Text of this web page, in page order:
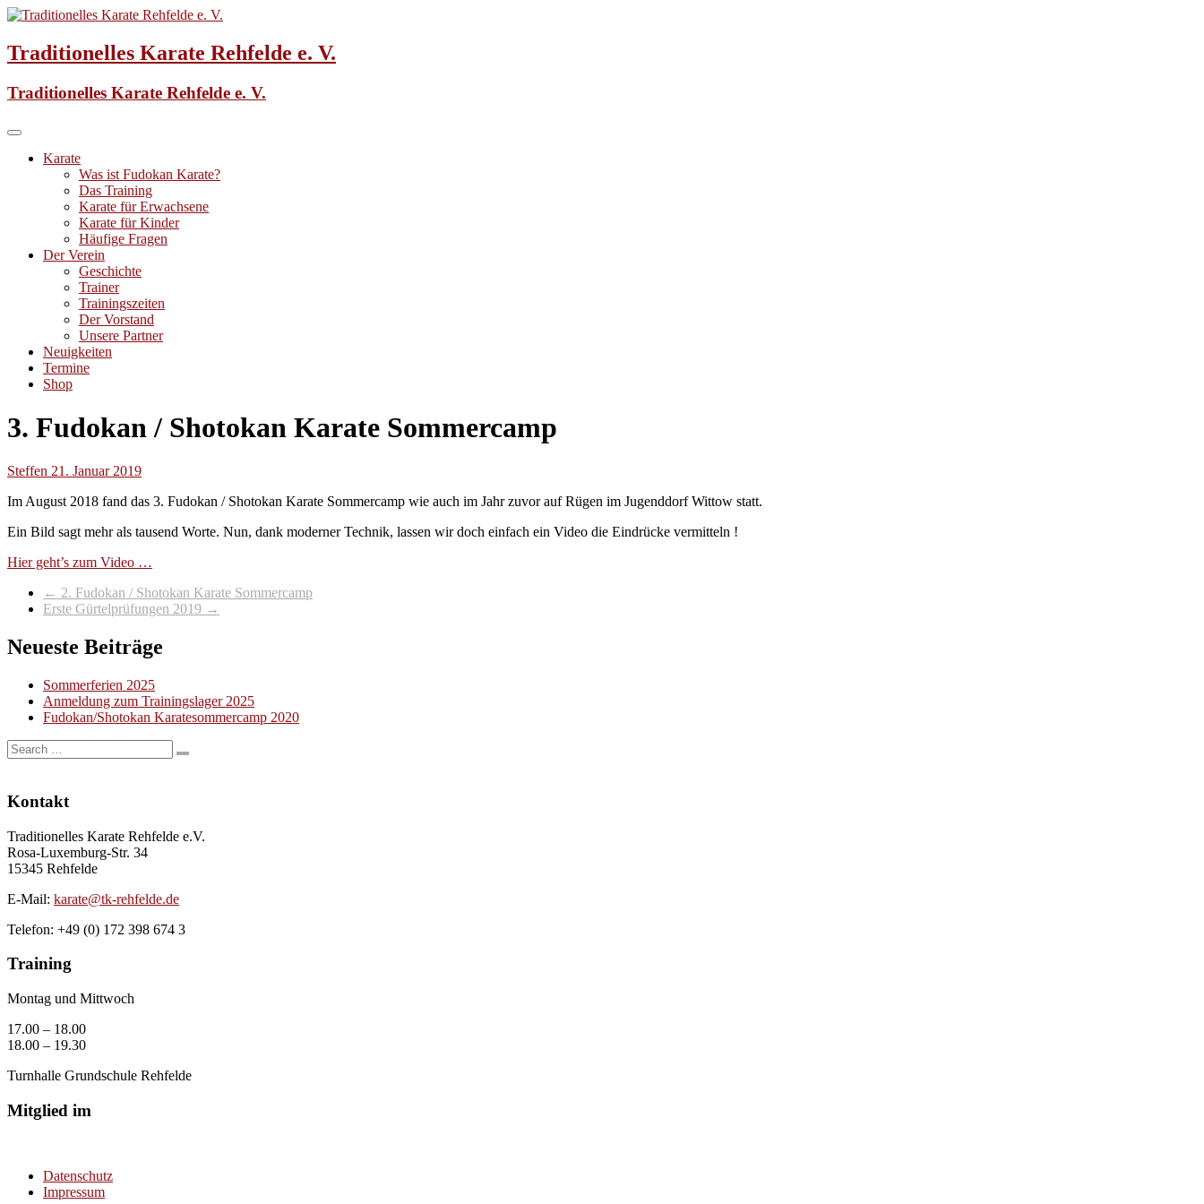
Skip
content
Traditionelles Karate Rehfelde e. V.
Traditionelles Karate Rehfelde e. V.
Karate
Was ist Fudokan Karate?
Das Training
Karate für Erwachsene
Karate für Kinder
Häufige Fragen
Der Verein
Geschichte
Trainer
Trainingszeiten
Der Vorstand
Unsere Partner
Neuigkeiten
Termine
Shop
3. Fudokan / Shotokan Karate Sommercamp
Steffen 21. Januar 2019
Im August 2018 fand das 3. Fudokan / Shotokan Karate Sommercamp wie auch im Jahr zuvor auf Rügen im Jugenddorf Wittow statt.
Ein Bild sagt mehr als tausend Worte. Nun, dank moderner Technik, lassen wir doch einfach ein Video die Eindrücke vermitteln !
Hier geht’s zum Video …
← 2. Fudokan / Shotokan Karate Sommercamp
Erste Gürtelprüfungen 2019 →
Neueste Beiträge
Sommerferien 2025
Anmeldung zum Trainingslager 2025
Fudokan/Shotokan Karatesommercamp 2020
Kontakt
Traditionelles Karate Rehfelde e.V.
Rosa-Luxemburg-Str. 34
15345 Rehfelde
E-Mail: karate@tk-rehfelde.de
Telefon: +49 (0) 172 398 674 3
Training
Montag und Mittwoch
17.00 – 18.00
18.00 – 19.30
Turnhalle Grundschule Rehfelde
Mitglied im
Datenschutz
Impressum